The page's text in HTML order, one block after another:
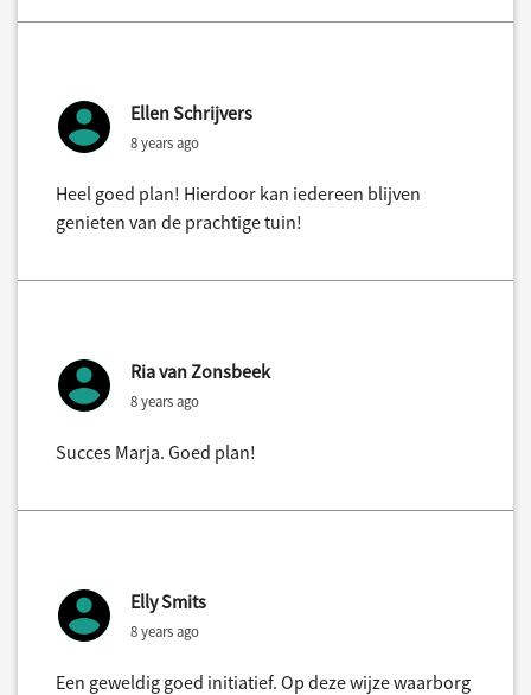
Ellen Schrijvers
8 years ago
Heel goed plan! Hierdoor kan iedereen blijven
genieten van de prachtige tuin!
Ria van Zonsbeek
8 years ago
Succes Marja. Goed plan!
Elly Smits
8 years ago
Een geweldig goed initiatief. Op deze wijze waarborg